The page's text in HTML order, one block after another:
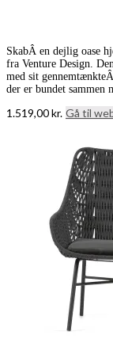
SkabÂ en dejlig oase
fra Venture Design.
med sit
der er bundet sammen
1.519,00kr. Gå til